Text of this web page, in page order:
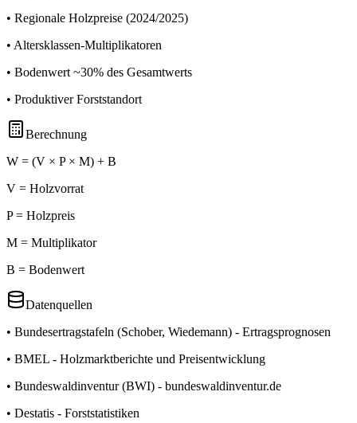
• Regionale Holzpreise (2024/2025)
• Altersklassen-Multiplikatoren
• Bodenwert ~30% des Gesamtwerts
• Produktiver Forststandort
Berechnung
W = (V × P × M) + B
V = Holzvorrat
P = Holzpreis
M = Multiplikator
B = Bodenwert
Datenquellen
• Bundesertragstafeln (Schober, Wiedemann) - Ertragsprognosen
• BMEL - Holzmarktberichte und Preisentwicklung
• Bundeswaldinventur (BWI) - bundeswaldinventur.de
• Destatis - Forststatistiken